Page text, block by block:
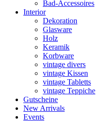
Bad-Accessoires
Interior
Dekoration
Glasware
Holz
Keramik
Korbware
vintage divers
vintage Kissen
vintage Tabletts
vintage Teppiche
Gutscheine
New Arrivals
Events